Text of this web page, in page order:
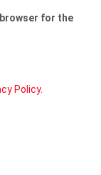
browser for the
Policy.